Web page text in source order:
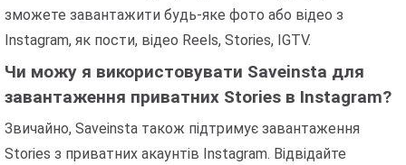
зможете завантажити будь-яке фото або відео з
Instagram, як пости, відео Reels, Stories, IGTV.
Чи можу я використовувати Saveinsta для
завантаження приватних Stories в Instagram?
Звичайно, Saveinsta також підтримує завантаження
Stories з приватних акаунтів Instagram. Відвідайте